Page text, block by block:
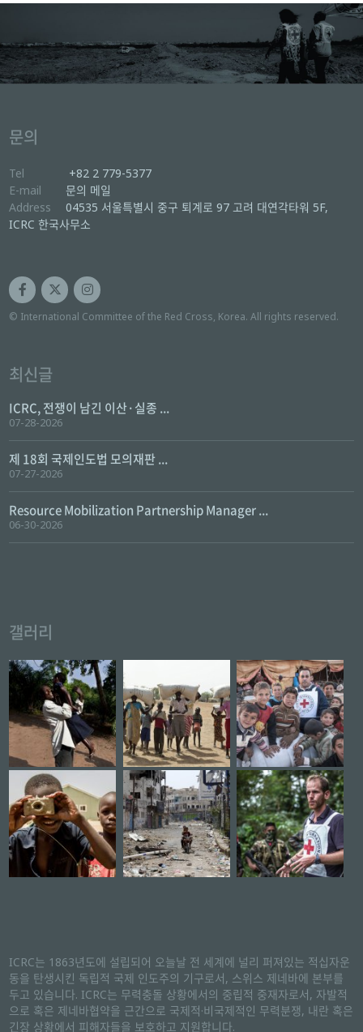
문의
Tel
+82 2 779-5377
E-mail
문의 메일
Address
04535 서울특별시 중구 퇴계로 97 고려 대연각타워 5F,
ICRC 한국사무소
© International Committee of the Red Cross, Korea. All rights reserved.
최신글
ICRC, 전쟁이 남긴 이산·실종 ...
07-28-2026
제 18회 국제인도법 모의재판 ...
07-27-2026
Resource Mobilization Partnership Manager ...
06-30-2026
갤러리
ICRC는 1863년도에 설립되어 오늘날 전 세계에 널리 퍼져있는 적십자운
동을 탄생시킨 독립적 국제 인도주의 기구로서, 스위스 제네바에 본부를
두고 있습니다. ICRC는 무력충돌 상황에서의 중립적 중재자로서, 자발적
으로 혹은 제네바협약을 근간으로 국제적·비국제적인 무력분쟁, 내란 혹은
긴장 상황에서 피해자들을 보호하고 지원합니다.